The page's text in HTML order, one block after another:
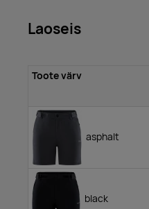
Laoseis
Toote värv
asphalt
black